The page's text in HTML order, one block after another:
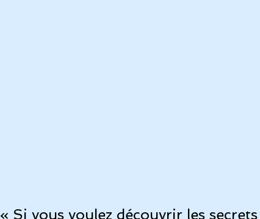
« Si vous voulez découvrir les secrets